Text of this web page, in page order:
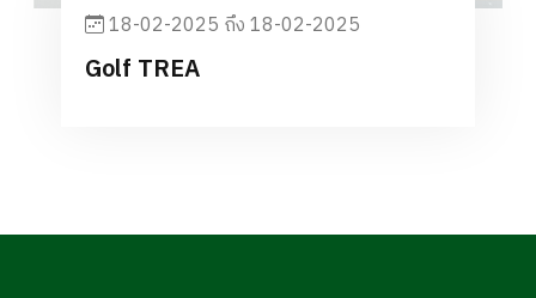
18-02-2025 ถึง 18-02-2025
Golf TREA